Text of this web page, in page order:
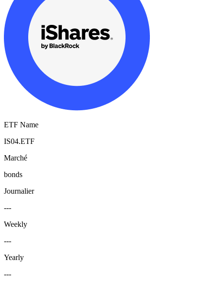
ETF Name
IS04.ETF
Marché
bonds
Journalier
---
Weekly
---
Yearly
---